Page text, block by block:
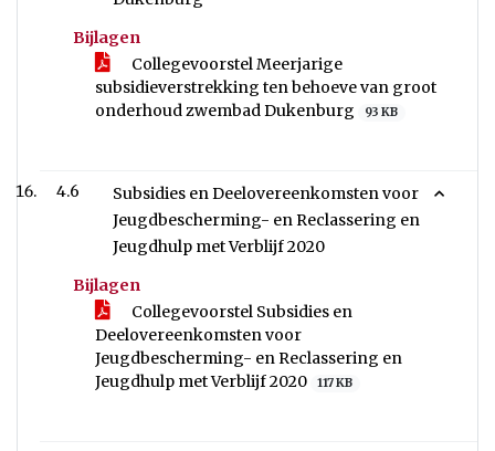
Bijlagen
Collegevoorstel Meerjarige
subsidieverstrekking ten behoeve van groot
onderhoud zwembad Dukenburg
93 KB
4.6
Subsidies en Deelovereenkomsten voor
Jeugdbescherming- en Reclassering en
Jeugdhulp met Verblijf 2020
Bijlagen
Collegevoorstel Subsidies en
Deelovereenkomsten voor
Jeugdbescherming- en Reclassering en
Jeugdhulp met Verblijf 2020
117 KB